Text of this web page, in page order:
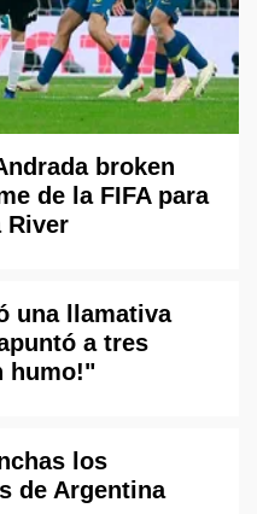
broken
de la FIFA para
River
una llamativa
a tres
humo!"
los
de Argentina